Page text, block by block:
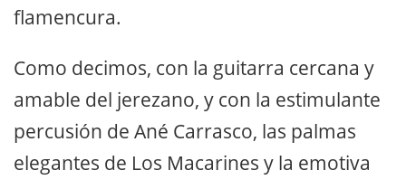
flamencura.
Como decimos, con la guitarra cercana y
amable del jerezano, y con la estimulante
percusión de Ané Carrasco, las palmas
elegantes de Los Macarines y la emotiva